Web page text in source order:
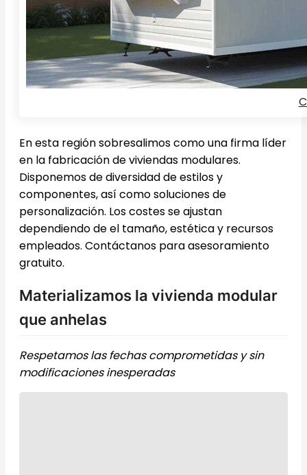
En esta región sobresalimos como una firma líder
en la fabricación de viviendas modulares.
Disponemos de diversidad de estilos y
componentes, así como soluciones de
personalización. Los costes se ajustan
dependiendo de el tamaño, estética y recursos
empleados. Contáctanos para asesoramiento
gratuito.
Materializamos la vivienda modular
que anhelas
Respetamos las fechas comprometidas y sin
modificaciones inesperadas